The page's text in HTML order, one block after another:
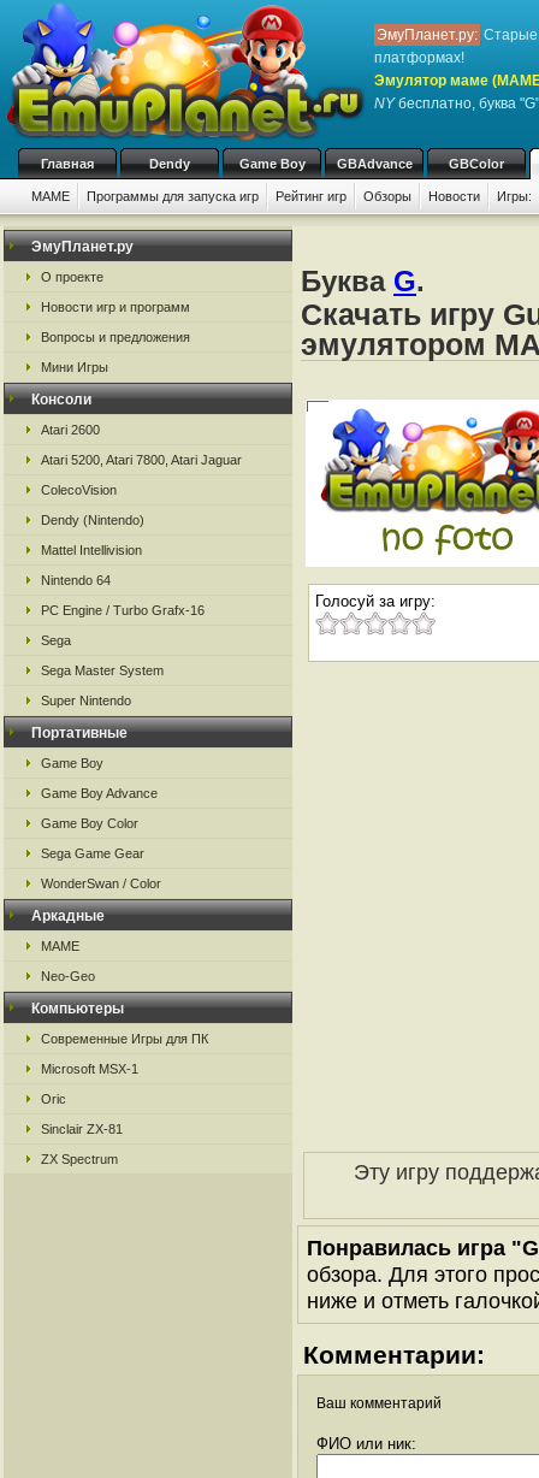
ЭмуПланет.ру: Старые
платформах!
Эмулятор маме
NYбесплатно, буква "G"
Главная Dendy Game Boy GBAdvance GBColor
MAME Программы для запуска игр Рейтинг игр Обзоры Новости Игры:
ЭмуПланет.ру
О проекте
Новости игр и программ
Вопросы и предложения
Мини Игры
Консоли
Atari 2600
Atari 5200, Atari 7800, Atari Jaguar
ColecoVision
Dendy (Nintendo)
Mattel Intellivision
Nintendo 64
PC Engine / Turbo Grafx-16
Sega
Sega Master System
Super Nintendo
Портативные
Game Boy
Game Boy Advance
Game Boy Color
Sega Game Gear
WonderSwan / Color
Аркадные
MAME
Neo-Geo
Компьютеры
Современные Игры для ПК
Microsoft MSX-1
Oric
Sinclair ZX-81
ZX Spectrum
Буква G.
Скачать игру
эмулятором
Голосуй за игру:
Эту игру
Понравилась игра
обзора. Для этого
ниже и отметь
Комментарии:
Ваш комментарий
ФИО или ник: